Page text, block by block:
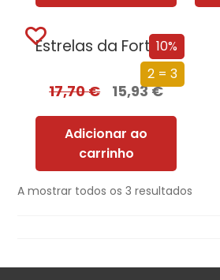
10%
2 = 3
Estrelas da Fortuna
17,70€ 15,93€
Adicionar ao
carrinho
A mostrar todos os 3 resultados